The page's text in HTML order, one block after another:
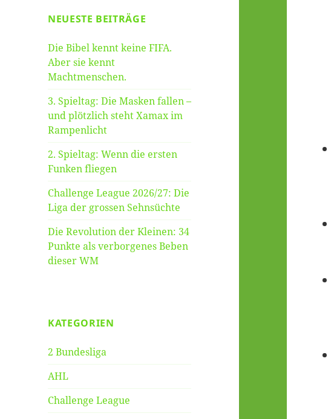
NEUESTE BEITRÄGE
Die Bibel kennt keine FIFA.
Aber sie kennt
Machtmenschen.
3. Spieltag: Die Masken fallen –
und plötzlich steht Xamax im
Rampenlicht
2. Spieltag: Wenn die ersten
Funken fliegen
Challenge League 2026/27: Die
Liga der grossen Sehnsüchte
Die Revolution der Kleinen: 34
Punkte als verborgenes Beben
dieser WM
KATEGORIEN
2 Bundesliga
AHL
Challenge League